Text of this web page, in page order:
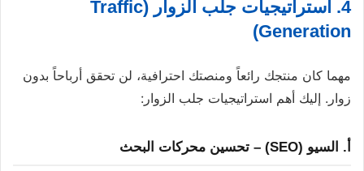
4. استراتيجيات جلب الزوار (Traffic
Generation)
مهما كان منتجك رائعاً ومنصتك احترافية، لن تحقق أرباحاً بدون
زوار. إليك أهم استراتيجيات جلب الزوار:
أ. السيو (SEO) – تحسين محركات البحث